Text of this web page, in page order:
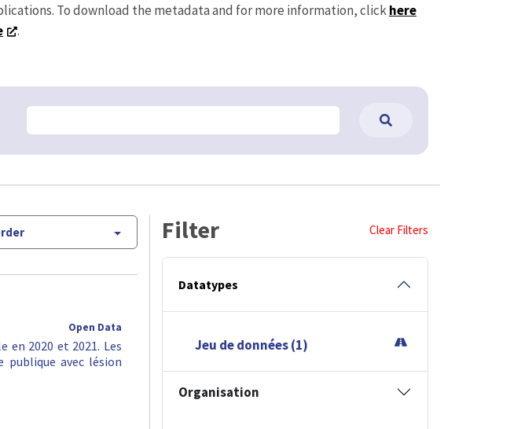
To download the metadata and for more information, clickhere
.
Open Data
en 2020 et 2021. Les
publique avec lésion
Filter Clear Filters
Datatypes
Jeu de données (1)
Organisation